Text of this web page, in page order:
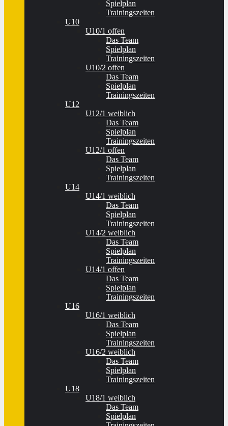
Spielplan
Trainingszeiten
U10
U10/1 offen
Das Team
Spielplan
Trainingszeiten
U10/2 offen
Das Team
Spielplan
Trainingszeiten
U12
U12/1 weiblich
Das Team
Spielplan
Trainingszeiten
U12/1 offen
Das Team
Spielplan
Trainingszeiten
U14
U14/1 weiblich
Das Team
Spielplan
Trainingszeiten
U14/2 weiblich
Das Team
Spielplan
Trainingszeiten
U14/1 offen
Das Team
Spielplan
Trainingszeiten
U16
U16/1 weiblich
Das Team
Spielplan
Trainingszeiten
U16/2 weiblich
Das Team
Spielplan
Trainingszeiten
U18
U18/1 weiblich
Das Team
Spielplan